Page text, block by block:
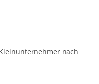
nach